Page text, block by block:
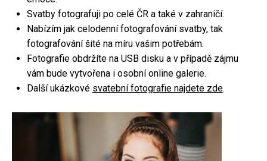
Svatební focení
Těhotenské focení
Focení párů
Rodinné focení
Firemní focení
Focení nemovitostí
Svatby fotografuji po celé ČR a také v zahraničí.
Nabízím jak celodenní fotografování svatby, tak
fotografování šité na míru vašim potřebám.
Fotografie obdržíte na USB disku a v případě zájmu
vám bude vytvořena i osobní online galerie.
Další ukázkové svatební fotografie najdete zde.